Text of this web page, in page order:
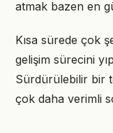
atmak bazen en
Kısa sürede çok
gelişim sürecini
Sürdürülebilir bir
çok daha verimli